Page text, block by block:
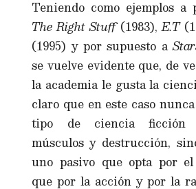
Teniendo como ejemplos a
The Right Stuff(1983),E.T
(1995) y por supuesto a
se vuelve evidente que, de
la academia le gusta la
claro que en este caso
tipo de ciencia ficción
músculos y destrucción,
uno pasivo que opta por
que por la acción y por la